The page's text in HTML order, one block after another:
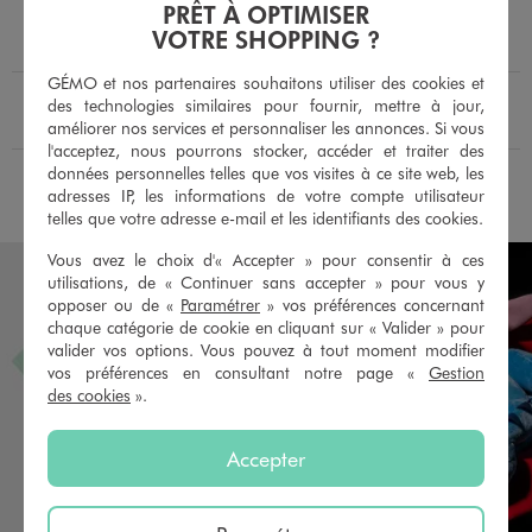
-50% sur le 2ème produit d'été
4.5/5 de moyenne
Le produit est disponible :
En livraison
Retrait 4h en magasin :Pour connaître la disponibilité de ce produit :
Choisir un magasin
AJOUTER AU PANIER
-50% sur le 2ème produit d'été
Le produit est
En livraison
Retrait 4h en magasin :
Choisir un magasin
AJOUTERAU PANIER
PRÊT À OPTIMISER
VOTRE SHOPPING ?
GÉMO et nos partenaires souhaitons utiliser des cookies et
des technologies similaires pour fournir, mettre à jour,
améliorer nos services et personnaliser les annonces. Si vous
l'acceptez, nous pourrons stocker, accéder et traiter des
données personnelles telles que vos visites à ce site web, les
adresses IP, les informations de votre compte utilisateur
telles que votre adresse e-mail et les identifiants des cookies.
Vous avez le choix d'« Accepter » pour consentir à ces
utilisations, de « Continuer sans accepter » pour vous y
opposer ou de « Paramétrer » vos préférences concernant
chaque catégorie de cookie en cliquant sur « Valider » pour
valider vos options. Vous pouvez à tout moment modifier
vos préférences en consultant notre page « Gestion
des cookies ».
Accepter